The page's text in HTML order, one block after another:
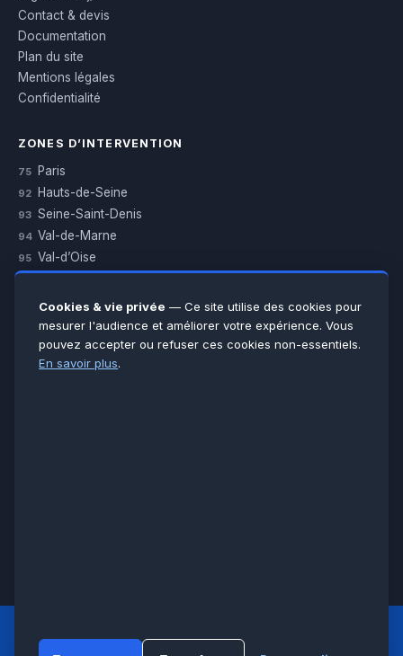
Contact & devis
Documentation
Plan du site
Mentions légales
Confidentialité
ZONES D’INTERVENTION
75 Paris
92 Hauts-de-Seine
93 Seine-Saint-Denis
94 Val-de-Marne
95 Val-d’Oise
Essonne
Seine-et-Marne
Voir toutes les villes →
LCM
Cookies & vie privée — Ce site utilise des cookies pour
mesurer l'audience et améliorer votre expérience. Vous
pouvez accepter ou refuser ces cookies non-essentiels.
En savoir plus.